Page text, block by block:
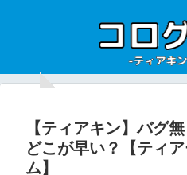
【ティアキン】バグ
どこが早い？【ティ
ム】